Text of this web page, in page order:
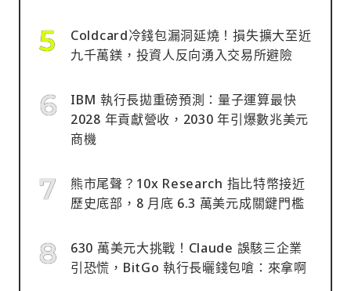
Coldcard冷錢包漏洞延燒！損失擴大至近
九千萬鎂，投資人反向湧入交易所避險
IBM 執行長拋重磅預測：量子運算最快
2028 年貢獻營收，2030 年引爆數兆美元
商機
熊市尾聲？10x Research 指比特幣接近
歷史底部，8 月底 6.3 萬美元成關鍵門檻
630 萬美元大挑戰！Claude 誤駭三企業
引恐慌，BitGo 執行長曬錢包嗆：來拿啊